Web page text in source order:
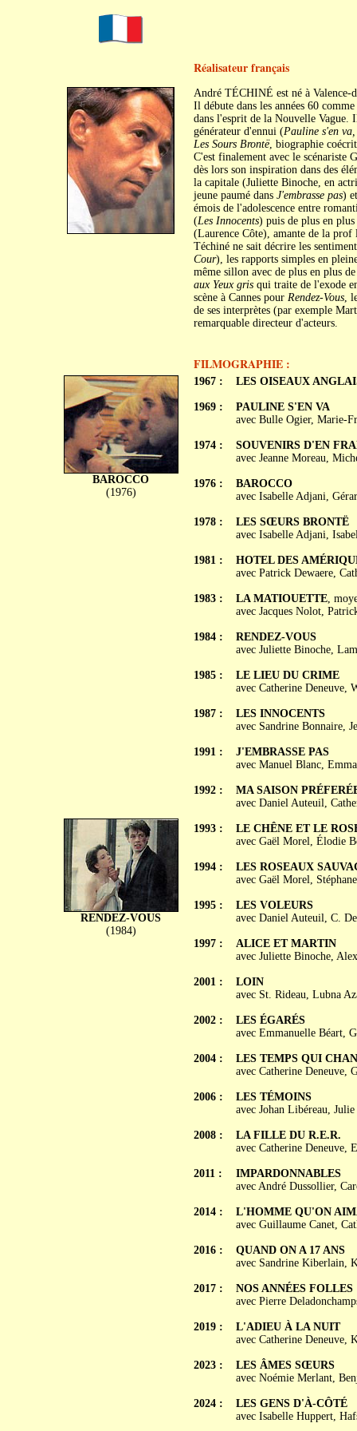
Réalisateur français
André TÉCHINÉ est né à Valence-
Il débute dans les années 60
dans l'esprit de la Nouvelle Vague.
générateur d'ennui (Pauline s'en
Les Sours Brontë, biographie
C'est finalement avec le scénariste
dès lors son inspiration dans des
la capitale (Juliette Binoche, en
jeune paumé dans J'embrasse pas)
émois de l'adolescence entre
(Les Innocents) puis de plus en
(Laurence Côte), amante de la prof
Téchiné ne sait décrire les
Cour), les rapports simples en
même sillon avec de plus en plus
aux Yeux gris qui traite de l'exode
scène à Cannes pour Rendez-Vous,
de ses interprètes (par exemple
remarquable directeur d'acteurs.
FILMOGRAPHIE :
BAROCCO
(1976)
RENDEZ-VOUS
(1984)
1967 :
1969 :
1974 :
1976 :
1978 :
1981 :
1983 :
1984 :
1985 :
1987 :
1991 :
1992 :
1993 :
1994 :
1995 :
1997 :
2001 :
2002 :
2004 :
2006 :
2008 :
2011 :
2014 :
2016 :
2017 :
2019 :
2023 :
2024 :
LES OISEAUX
PAULINE S'EN VA
avec Bulle Ogier, Marie-
SOUVENIRS D'EN
avec Jeanne Moreau,
BAROCCO
avec Isabelle Adjani,
LES SŒURS BRONTË
avec Isabelle Adjani,
HOTEL DES
avec Patrick Dewaere,
LA MATIOUETTE,
avec Jacques Nolot,
RENDEZ-VOUS
avec Juliette Binoche,
LE LIEU DU CRIME
avec Catherine Deneuve,
LES INNOCENTS
avec Sandrine Bonnaire,
J'EMBRASSE PAS
avec Manuel Blanc,
MA SAISON
avec Daniel Auteuil,
LE CHÊNE ET LE
avec Gaël Morel, Élodie
LES ROSEAUX
avec Gaël Morel,
LES VOLEURS
avec Daniel Auteuil, C.
ALICE ET MARTIN
avec Juliette Binoche,
LOIN
avec St. Rideau, Lubna
LES ÉGARÉS
avec Emmanuelle Béart,
LES TEMPS QUI
avec Catherine
LES TÉMOINS
avec Johan Libéreau,
LA FILLE DU R.E.R.
avec Catherine Deneuve,
IMPARDONNABLES
avec André Dussollier,
L'HOMME QU'ON
avec Guillaume Canet,
QUAND ON A 17 ANS
avec Sandrine Kiberlain,
NOS ANNÉES FOLLES
avec Pierre
L'ADIEU À LA NUIT
avec Catherine Deneuve,
LES ÂMES SŒURS
avec Noémie Merlant,
LES GENS D'À-CÔTÉ
avec Isabelle Huppert,